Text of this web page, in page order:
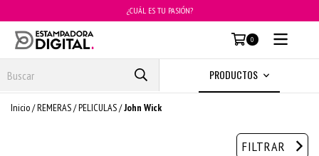
¿CUÁL ES TU PASIÓN?
0
PRODUCTOS
Inicio/REMERAS/PELICULAS/John Wick
FILTRAR